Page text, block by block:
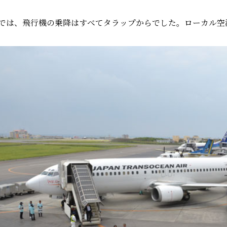
は、飛行機の乗降はすべてタラップからでした。ローカル